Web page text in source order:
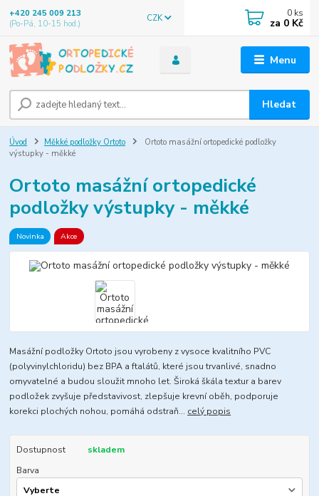
Menu
CZK
Hledat
+420 245 009 213
(Po-Pá, 10-15 hod.)
0 ks
za 0 Kč
Úvod Měkké podložky Ortoto
Ortoto masážní ortopedické podložky
výstupky - měkké
Ortoto masážní ortopedické
podložky výstupky - měkké
Novinka Akce
Masážní podložky Ortoto jsou vyrobeny z vysoce kvalitního PVC
(polyvinylchloridu) bez BPA a ftalátů, které jsou trvanlivé, snadno
omyvatelné a budou sloužit mnoho let. Široká škála textur a barev
podložek zvyšuje představivost, zlepšuje krevní oběh, podporuje
korekci plochých nohou, pomáhá odstraň... celý popis
Dostupnost
skladem
Barva